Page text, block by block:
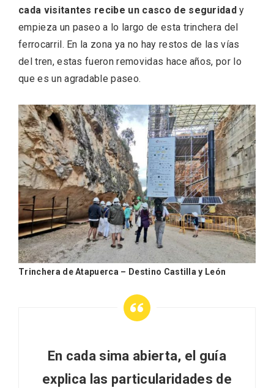
cada visitantes recibe un casco de seguridad y
empieza un paseo a lo largo de esta trinchera del
ferrocarril. En la zona ya no hay restos de las vías
del tren, estas fueron removidas hace años, por lo
que es un agradable paseo.
Trinchera de Atapuerca – Destino Castilla y León
En cada sima abierta, el guía
explica las particularidades de
Concierto de Navidad en Moradillo de
Roa
Fermoselle, ella la bella, el balcón de los
Arribes